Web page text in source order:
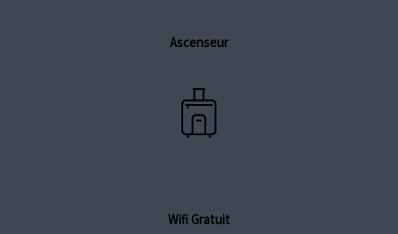
Ascenseur
Wifi Gratuit